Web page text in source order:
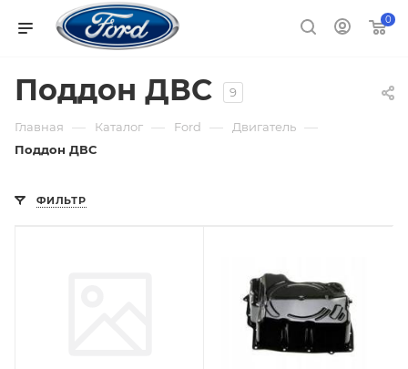
0
Поддон ДВС 9
Главная — Каталог — Ford — Двигатель —
Поддон ДВС
ФИЛЬТР